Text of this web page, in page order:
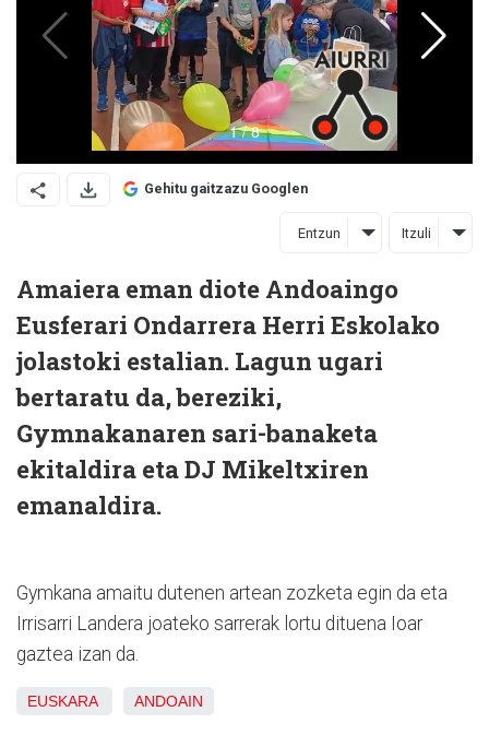
Gehitu gaitzazu Googlen
Entzun Itzuli
Amaiera eman diote Andoaingo
Eusferari Ondarrera Herri Eskolako
jolastoki estalian. Lagun ugari
bertaratu da, bereziki,
Gymnakanaren sari-banaketa
ekitaldira eta DJ Mikeltxiren
emanaldira.
Gymkana amaitu dutenen artean zozketa egin da eta
Irrisarri Landera joateko sarrerak lortu dituena Ioar
gaztea izan da.
EUSKARA ANDOAIN